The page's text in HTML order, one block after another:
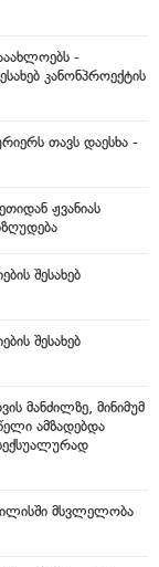
-
კანონპროექტის
თავს დაესხა -
ჟვანიას
შესახებ
შესახებ
მანძილზე, მინიმუმ
ამზადებდა
მსვლელობა